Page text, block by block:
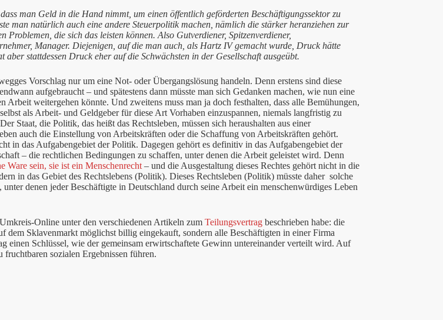
man Geld in die Hand nimmt, um einen öffentlich geförderten Beschäftigungssektor zu
man natürlich auch eine andere Steuerpolitik machen, nämlich die stärker heranziehen zur
Problemen, die sich das leisten können. Also Gutverdiener, Spitzenverdiener,
Manager. Diejenigen, auf die man auch, als Hartz IV gemacht wurde, Druck hätte
aber stattdessen Druck eher auf die Schwächsten in der Gesellschaft ausgeübt.
Vorschlag nur um eine Not- oder Übergangslösung handeln. Denn erstens sind diese
aufgebraucht – und spätestens dann müsste man sich Gedanken machen, wie nun eine
Arbeit weitergehen könnte. Und zweitens muss man ja doch festhalten, dass alle Bemühungen,
als Arbeit- und Geldgeber für diese Art Vorhaben einzuspannen, niemals langfristig zu
Staat, die Politik, das heißt das Rechtsleben, müssen sich heraushalten aus einer
auch die Einstellung von Arbeitskräften oder die Schaffung von Arbeitskräften gehört.
in das Aufgabengebiet der Politik. Dagegen gehört es definitiv in das Aufgabengebiet der
– die rechtlichen Bedingungen zu schaffen, unter denen die Arbeit geleistet wird. Denn
Ware sein, sie ist ein Menschenrecht– und die Ausgestaltung dieses Rechtes gehört nicht in die
in das Gebiet des Rechtslebens (Politik). Dieses Rechtsleben (Politik) müsste daher solche
denen jeder Beschäftigte in Deutschland durch seine Arbeit ein menschenwürdiges Leben
Online unter den verschiedenen Artikeln zum Teilungsvertragbeschrieben habe: die
dem Sklavenmarkt möglichst billig eingekauft, sondern alle Beschäftigten in einer Firma
einen Schlüssel, wie der gemeinsam erwirtschaftete Gewinn untereinander verteilt wird. Auf
sozialen Ergebnissen führen.